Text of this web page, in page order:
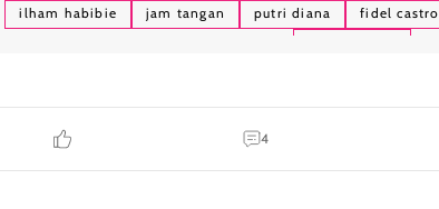
ilham habibie jam tangan putri diana fidel castro
4